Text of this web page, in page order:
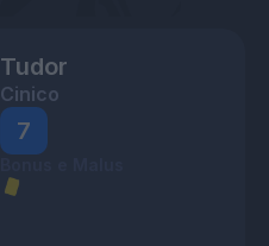
Tudor
Cinico
7